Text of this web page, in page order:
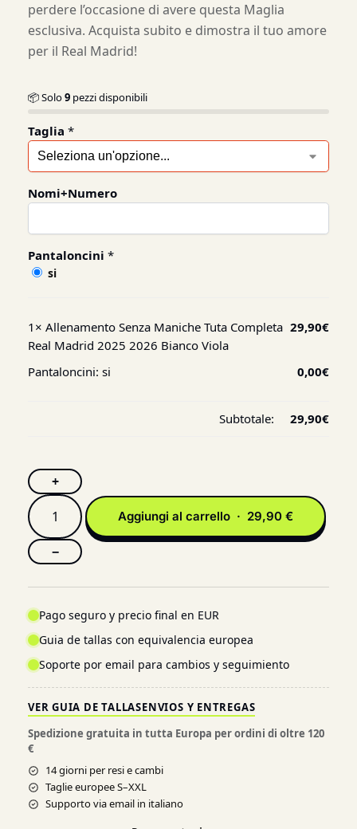
perdere l’occasione di avere questa Maglia
esclusiva. Acquista subito e dimostra il tuo amore
per il Real Madrid!
📦 Solo9 pezzi disponibili
Taglia *
Nomi+Numero
Pantaloncini *
si
1× Allenamento Senza Maniche Tuta Completa
Real Madrid 2025 2026 Bianco Viola
29,90€
Pantaloncini: si 0,00€
Subtotale: 29,90€
+
−
Aggiungi al carrello · 29,90 €
Pago seguro y precio final en EUR
Guia de tallas con equivalencia europea
Soporte por email para cambios y seguimiento
VER GUIA DE TALLASENVIOS Y ENTREGAS
Spedizione gratuita in tutta Europa per ordini di oltre 120
€
14 giorni per resi e cambi
Taglie europee S–XXL
Supporto via email in italiano